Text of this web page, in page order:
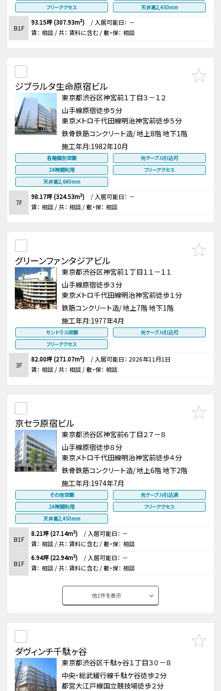
フリーアクセス
天井高2,450mm
B1F
93.15坪 (307.93m²) / 入居可能日： －
賃： 相談 / 共： 賃料に含む / 敷・保： 相談
ジブラルタ生命原宿ビル
東京都渋谷区神宮前１丁目３－１２
山手線原宿徒歩５分
東京メトロ千代田線明治神宮前徒歩５分
鉄骨鉄筋コンクリート造/ 地上8階 地下1階
施工年月:1982年10月
各階個別空調
光ケーブル引込可
24時間利用
フリーアクセス
天井高2,640mm
7F
98.17坪 (324.53m²) / 入居可能日： －
賃： 相談 / 共： 相談 / 敷・保： 相談
グリーンファンタジアビル
東京都渋谷区神宮前１丁目１１－１１
山手線原宿徒歩３分
東京メトロ千代田線明治神宮前徒歩１分
鉄筋コンクリート造/ 地上7階 地下1階
施工年月:1977年4月
セントラル空調
光ケーブル引込可
フリーアクセス
3F
82.00坪 (271.07m²) / 入居可能日： 2026年11月1日
賃： 相談 / 共： 相談 / 敷・保： 相談
京セラ原宿ビル
東京都渋谷区神宮前６丁目２７－８
山手線原宿徒歩８分
東京メトロ千代田線明治神宮前徒歩４分
鉄骨鉄筋コンクリート造/ 地上6階 地下2階
施工年月:1974年7月
その他空調
光ケーブル引込済
24時間利用
フリーアクセス
天井高2,450mm
B1F
8.21坪 (27.14m²) / 入居可能日： －
賃： 相談 / 共： 賃料に含む / 敷・保： 相談
B1F
6.94坪 (22.94m²) / 入居可能日： －
賃： 相談 / 共： 賃料に含む / 敷・保： 相談
他2件を表示
ダヴィンチ千駄ヶ谷
東京都渋谷区千駄ヶ谷１丁目３０－８
中央・総武緩行線千駄ケ谷徒歩２分
都営大江戸線国立競技場徒歩２分